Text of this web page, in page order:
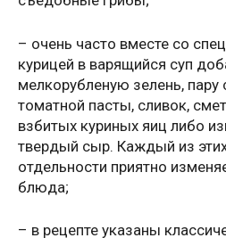
– очень часто вместе со
курицей в варящийся суп
мелкорубленую зелень,
томатной пасты, сливок,
взбитых куриных яиц либо
твердый сыр. Каждый из
отдельности приятно
блюда;
– в рецепте указаны